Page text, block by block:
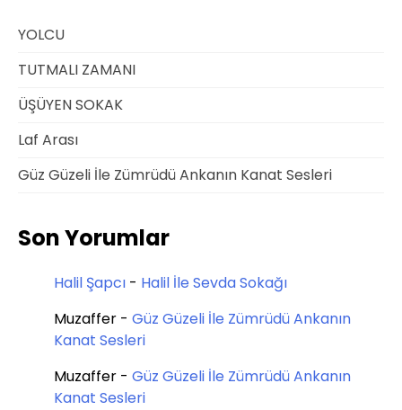
YOLCU
TUTMALI ZAMANI
ÜŞÜYEN SOKAK
Laf Arası
Güz Güzeli İle Zümrüdü Ankanın Kanat Sesleri
Son Yorumlar
Halil Şapcı - Halil İle Sevda Sokağı
Muzaffer - Güz Güzeli İle Zümrüdü Ankanın
Kanat Sesleri
Muzaffer - Güz Güzeli İle Zümrüdü Ankanın
Kanat Sesleri